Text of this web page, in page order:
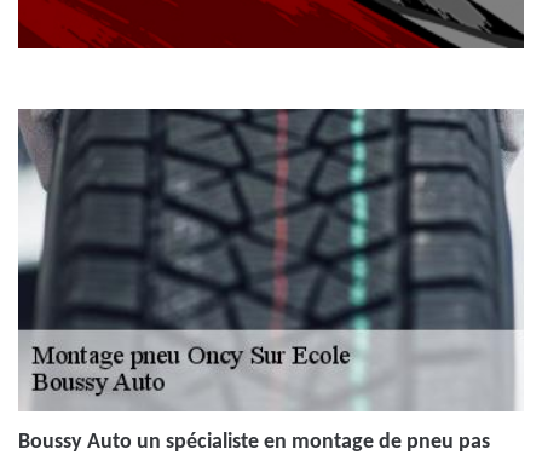
Boussy Auto un spécialiste en montage de pneu pas